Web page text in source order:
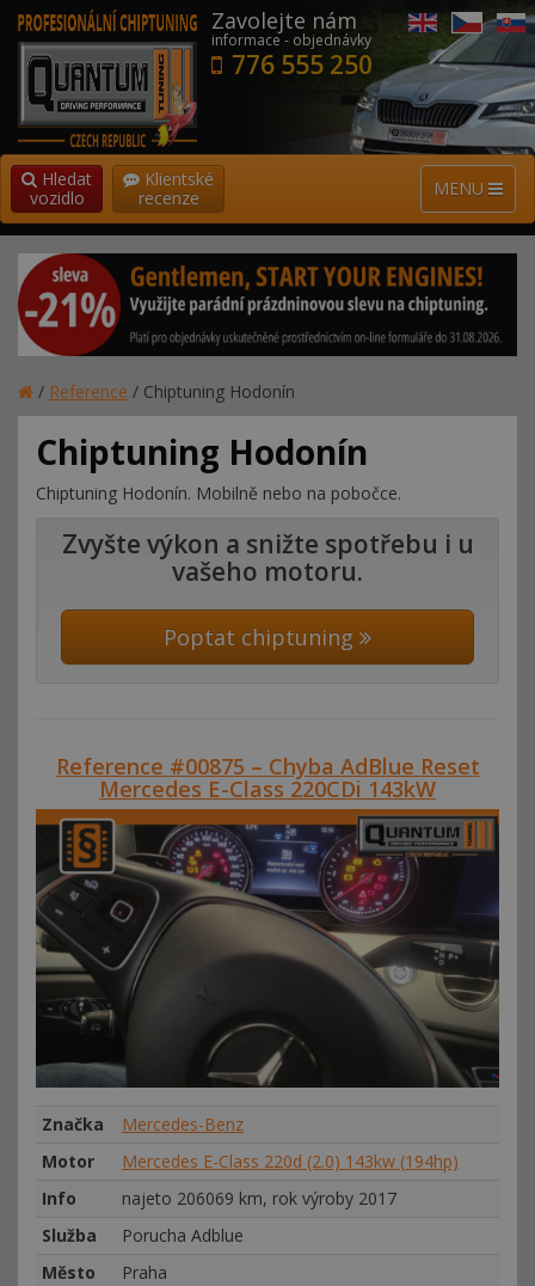
Zavolejte nám
informace - objednávky
776 555 250
MENU
Hledat
vozidlo
Klientské
recenze
/ Reference / Chiptuning Hodonín
Chiptuning Hodonín
Chiptuning Hodonín. Mobilně nebo na pobočce.
Zvyšte výkon a snižte spotřebu i u
vašeho motoru.
Poptat chiptuning
Reference #00875 – Chyba AdBlue Reset
Mercedes E-Class 220CDi 143kW
Značka
Mercedes-Benz
Motor
Mercedes E-Class 220d (2.0) 143kw (194hp)
Info
najeto 206069 km, rok výroby 2017
Služba
Porucha Adblue
Město
Praha